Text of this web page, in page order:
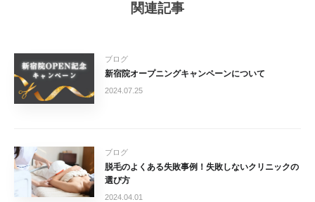
関連記事
ブログ
新宿院オープニングキャンペーンについて
2024.07.25
ブログ
脱毛のよくある失敗事例！失敗しないクリニックの
選び方
2024.04.01